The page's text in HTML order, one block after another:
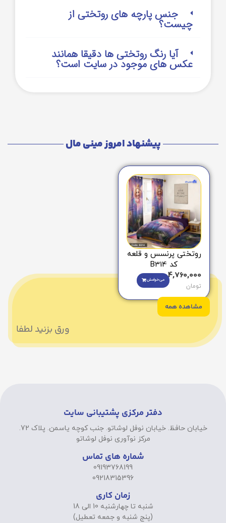
جنس پارچه های روتختی از
چیست؟
آیا رنگ روتختی ها دقیقا همانند
عکس های موجود در سایت است؟
پیشنهاد امروز مینی مال
روتختی پرنسس و قلعه
کد B314
4,760,000
تومان
می‌خوامش
مشاهده همه
ورق بزنید لطفا
دفتر مرکزی پشتیبانی سایت
خیابان حافظ. خیابان نوفل لوشاتو. جنب کوچه یاسمن. پلاک 72.
مرکز نوآوری نوفل لوشاتو
شماره های تماس
09193768199
09218315396
زمان کاری
شنبه تا چهارشنبه 10 الی 18
(پنج شنبه و جمعه تعطیل)